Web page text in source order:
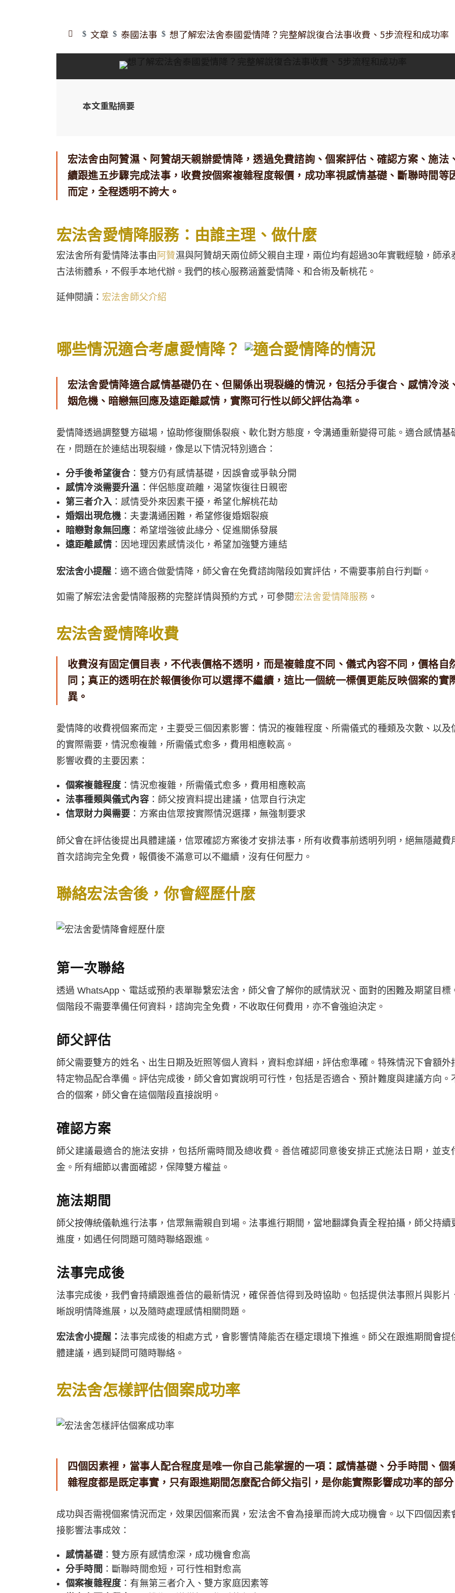
$ 文章 $ 泰國法事 $ 想了解宏法舍泰國愛情降？完整解說復合法事收費、5步流程和成功率
本文重點摘要
宏法舍由阿贊濕、阿贊胡天親辦愛情降，透過免費諮詢、個案評估、確認方案、施法
續跟進五步驟完成法事，收費按個案複雜程度報價，成功率視感情基礎、斷聯時間等
而定，全程透明不誇大。
宏法舍愛情降服務：由誰主理、做什麼
宏法舍所有愛情降法事由 阿贊濕與阿贊胡天兩位師父親自主理，兩位均有超過30年實戰經驗，師承
古法術體系，不假手本地代辦。我們的核心服務涵蓋愛情降、和合術及斬桃花。
延伸閱讀： 宏法舍師父介紹
哪些情況適合考慮愛情降？
宏法舍愛情降適合感情基礎仍在、但關係出現裂縫的情況，包括分手復合、感情冷淡
姻危機、暗戀無回應及遠距離感情，實際可行性以師父評估為準。
愛情降透過調整雙方磁場，協助修復關係裂痕、軟化對方態度，令溝通重新變得可能。適合感情基
在，問題在於連結出現裂縫，像是以下情況特別適合：
分手後希望復合：雙方仍有感情基礎，因誤會或爭執分開
感情冷淡需要升溫 ：伴侶態度疏離，渴望恢復往日親密
第三者介入：感情受外來因素干擾，希望化解桃花劫
婚姻出現危機 ：夫妻溝通困難，希望修復婚姻裂痕
暗戀對象無回應 ：希望增強彼此緣分、促進關係發展
遠距離感情：因地理因素感情淡化，希望加強雙方連結
宏法舍小提醒：適不適合做愛情降，師父會在免費諮詢階段如實評估，不需要事前自行判斷。
如需了解宏法舍愛情降服務的完整詳情與預約方式，可參閱宏法舍愛情降服務 。
宏法舍愛情降收費
收費沒有固定價目表，不代表價格不透明，而是複雜度不同、儀式內容不同，價格自
同；真正的透明在於報價後你可以選擇不繼續，這比一個統一標價更能反映個案的實
異。
愛情降的收費視個案而定，主要受三個因素影響：情況的複雜程度、所需儀式的種類及次數、以及
的實際需要，情況愈複雜，所需儀式愈多，費用相應較高。
影響收費的主要因素：
個案複雜程度 ：情況愈複雜，所需儀式愈多，費用相應較高
法事種類與儀式內容：師父按資料提出建議，信眾自行決定
信眾財力與需要 ：方案由信眾按實際情況選擇，無強制要求
師父會在評估後提出具體建議，信眾確認方案後才安排法事，所有收費事前透明列明，絕無隱藏費
首次諮詢完全免費，報價後不滿意可以不繼續，沒有任何壓力。
聯絡宏法舍後，你會經歷什麼
第一次聯絡
透過 WhatsApp、電話或預約表單聯繫宏法舍，師父會了解你的感情狀況、面對的困難及期望目標
個階段不需要準備任何資料，諮詢完全免費，不收取任何費用，亦不會強迫決定。
師父評估
師父需要雙方的姓名、出生日期及近照等個人資料，資料愈詳細，評估愈準確。特殊情況下會額外
特定物品配合準備。評估完成後，師父會如實說明可行性，包括是否適合、預計難度與建議方向。
合的個案，師父會在這個階段直接說明。
確認方案
師父建議最適合的施法安排，包括所需時間及總收費。善信確認同意後安排正式施法日期，並支
金。所有細節以書面確認，保障雙方權益。
施法期間
師父按傳統儀軌進行法事，信眾無需親自到場。法事進行期間，當地翻譯負責全程拍攝，師父持續
進度，如遇任何問題可隨時聯絡跟進。
法事完成後
法事完成後，我們會持續跟進善信的最新情況，確保善信得到及時協助。包括提供法事照片與影片
晰說明情降進展，以及隨時處理感情相關問題。
宏法舍小提醒： 法事完成後的相處方式，會影響情降能否在穩定環境下推進。師父在跟進期間會提
體建議，遇到疑問可隨時聯絡。
宏法舍怎樣評估個案成功率
四個因素裡，當事人配合程度是唯一你自己能掌握的一項：感情基礎、分手時間、個
雜程度都是既定事實，只有跟進期間怎麼配合師父指引，是你能實際影響成功率的部分
成功與否需視個案情況而定，效果因個案而異，宏法舍不會為接單而誇大成功機會。以下四個因素
接影響法事成效：
感情基礎：雙方原有感情愈深，成功機會愈高
分手時間 ：斷聯時間愈短，可行性相對愈高
個案複雜程度 ：有無第三者介入、雙方家庭因素等